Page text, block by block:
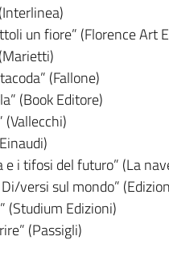
un fiore” (Florence Art
(Fallone)
(Book Editore)
(Vallecchi)
i tifosi del futuro” (La
versi sul mondo”
(Studium Edizioni)
(Passigli)